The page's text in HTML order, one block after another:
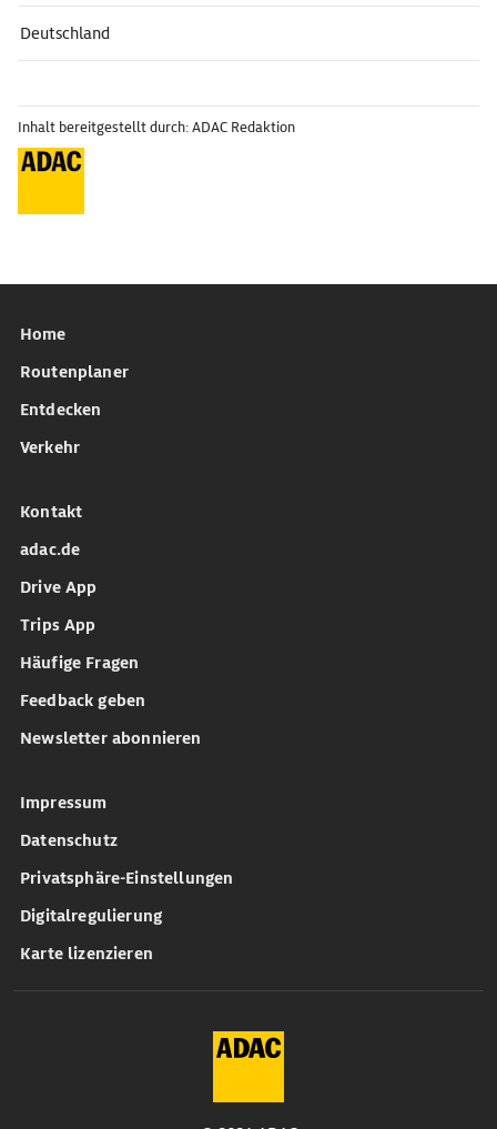
Deutschland
Inhalt bereitgestellt durch: ADAC Redaktion
Home
Routenplaner
Entdecken
Verkehr
Kontakt
adac.de
Drive App
Trips App
Häufige Fragen
Feedback geben
Newsletter abonnieren
Impressum
Datenschutz
Privatsphäre-Einstellungen
Digitalregulierung
Karte lizenzieren